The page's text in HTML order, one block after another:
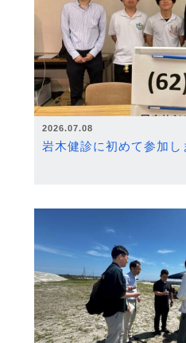
2026.07.08
岩木健診に初めて参加し